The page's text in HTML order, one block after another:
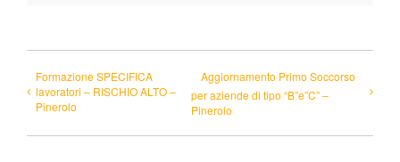
Formazione SPECIFICA
lavoratori – RISCHIO ALTO –
Pinerolo
Aggiornamento Primo Soccorso
per aziende di tipo “B”e”C” –
Pinerolo